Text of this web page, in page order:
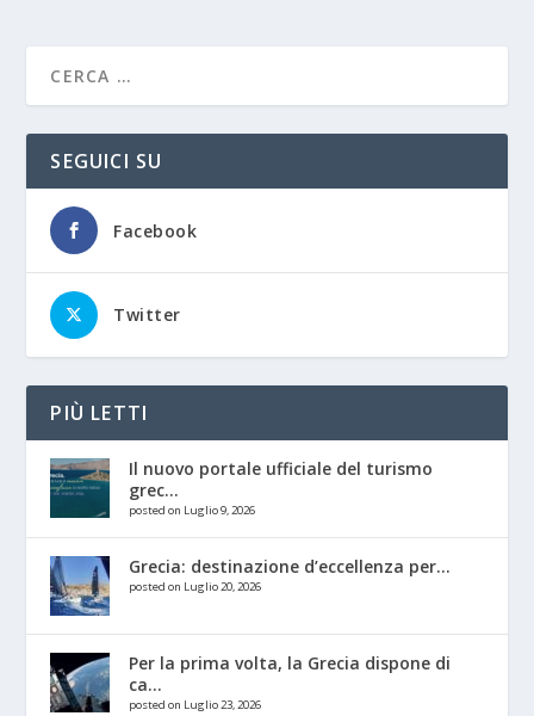
SEGUICI SU
Facebook
Twitter
PIÙ LETTI
Il nuovo portale ufficiale del turismo
grec...
posted on Luglio 9, 2026
Grecia: destinazione d’eccellenza per...
posted on Luglio 20, 2026
Per la prima volta, la Grecia dispone di
ca...
posted on Luglio 23, 2026